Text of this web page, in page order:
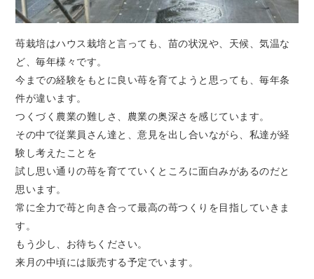
苺栽培はハウス栽培と言っても、苗の状況や、天候、気温な
ど、毎年様々です。
今までの経験をもとに良い苺を育てようと思っても、毎年条
件が違います。
つくづく農業の難しさ、農業の奥深さを感じています。
その中で従業員さん達と、意見を出し合いながら、私達が経
験し考えたことを
試し思い通りの苺を育てていくところに面白みがあるのだと
思います。
常に全力で苺と向き合って最高の苺つくりを目指していきま
す。
もう少し、お待ちください。
来月の中頃には販売する予定でいます。